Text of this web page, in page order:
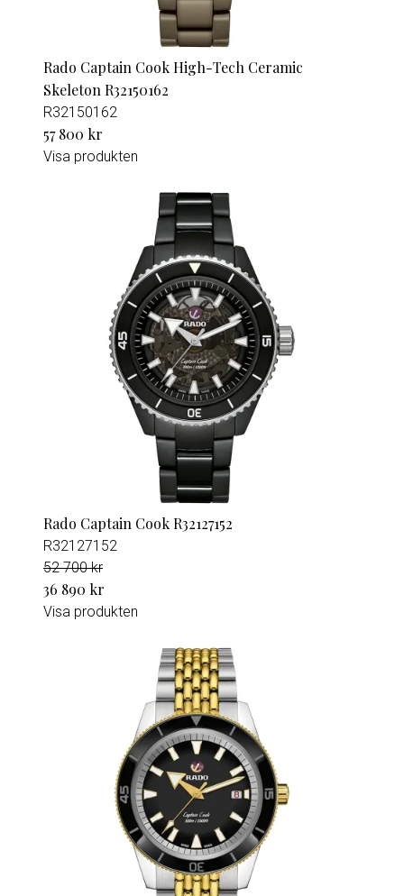
Rado Captain Cook High-Tech Ceramic
Skeleton R32150162
R32150162
57 800 kr
Visa produkten
Rado Captain Cook R32127152
R32127152
52 700 kr
36 890 kr
Visa produkten